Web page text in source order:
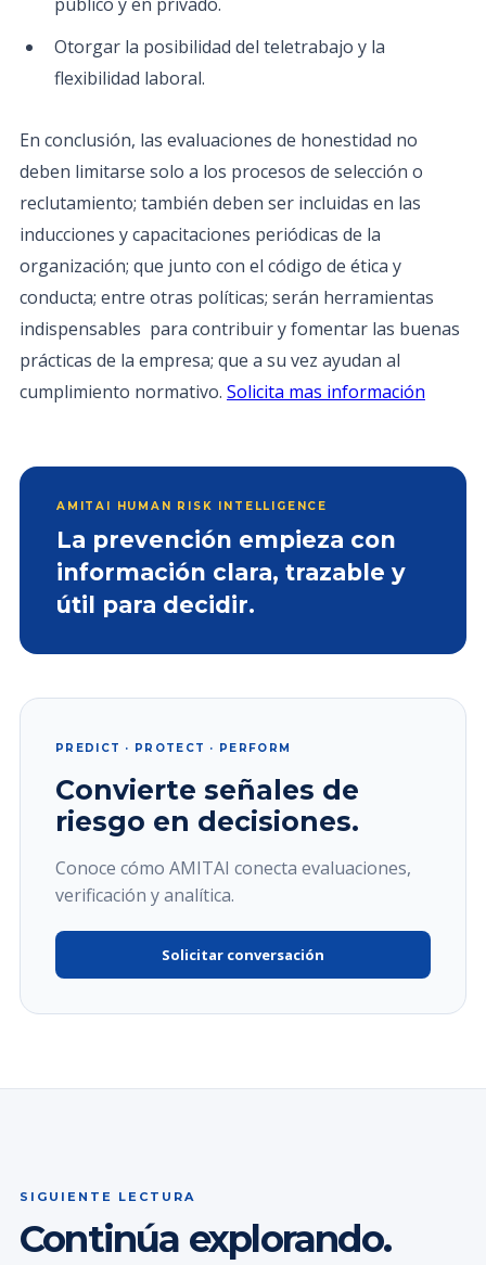
Otorgar la posibilidad del teletrabajo y la
flexibilidad laboral.
En conclusión, las evaluaciones de honestidad no
deben limitarse solo a los procesos de selección o
reclutamiento; también deben ser incluidas en las
inducciones y capacitaciones periódicas de la
organización; que junto con el código de ética y
conducta; entre otras políticas; serán herramientas
indispensables para contribuir y fomentar las buenas
prácticas de la empresa; que a su vez ayudan al
cumplimiento normativo. Solicita mas información
AMITAI HUMAN RISK INTELLIGENCE
La prevención empieza con
información clara, trazable y
útil para decidir.
PREDICT · PROTECT · PERFORM
Convierte señales de
riesgo en decisiones.
Conoce cómo AMITAI conecta evaluaciones,
verificación y analítica.
Solicitar conversación
SIGUIENTE LECTURA
Continúa explorando.